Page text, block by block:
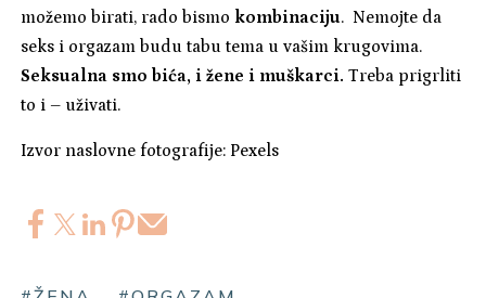
možemo birati, rado bismo kombinaciju. Nemojte da
seks i orgazam budu tabu tema u vašim krugovima.
Seksualna smo bića, i žene i muškarci. Treba prigrliti
to i – uživati.
Izvor naslovne fotografije: Pexels